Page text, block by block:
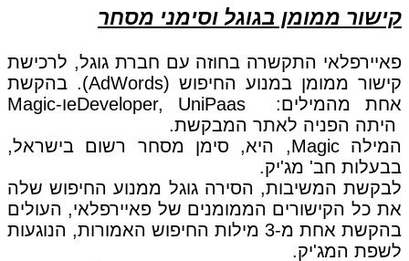
קישור ממומן בגוגל וסימני מסחר
פאיירפלאי התקשרה בחוזה עם חברת גוגל, לרכישת
קישור ממומן במנוע החיפוש (AdWords). בהקשת
אחת מהמילים: eDeveloper, UniPaasו-Magic
היתה הפניה לאתר המבקשת.
המילה Magic, היא, סימן מסחר רשום בישראל,
בבעלות חב' מג'יק.
לבקשת המשיבות, הסירה גוגל ממנוע החיפוש שלה
את כל הקישורים הממומנים של פאיירפלאי, העולים
בהקשת אחת מ-3 מילות החיפוש האמורות, הנוגעות
לשפת המג'יק.